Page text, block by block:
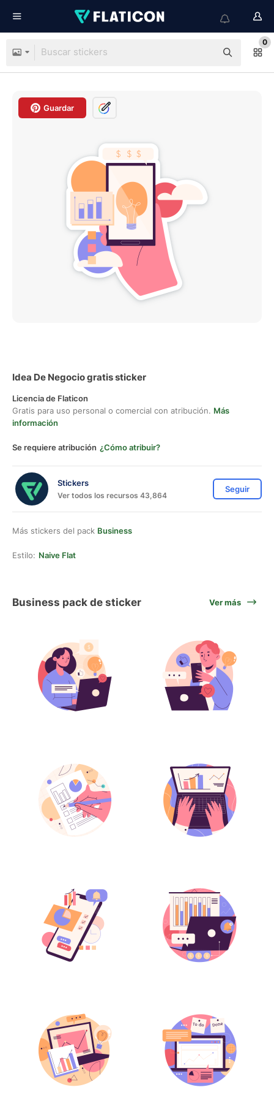
0
Guardar
Idea De Negocio gratis sticker
Licencia de Flaticon
Gratis para uso personal o comercial con atribución. Más
información
Se requiere atribución ¿Cómo atribuir?
Stickers
Ver todos los recursos 43,864
Seguir
Más stickers del pack Business
Estilo: Naive Flat
Business pack de sticker Ver más